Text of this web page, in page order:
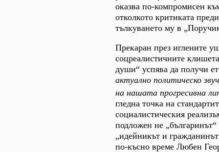
оказва по-компромисен
отколкото критиката
тълкуването му в
Прекаран през иглените
соцреалистичните
души“ успява да получи
актуално политическо
на нашата прогресивна
гледна точка на
социалистическия
подложен не
„идейникът и
по-късно време Любен